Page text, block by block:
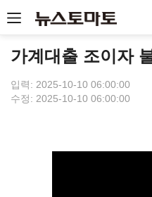
가계대출 조이자
입력: 2025-10-10 06:00:00
수정: 2025-10-10 06:00:00